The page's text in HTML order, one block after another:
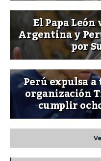
El Papa
Argentina y
por
Perú expulsa
organización
cumplir